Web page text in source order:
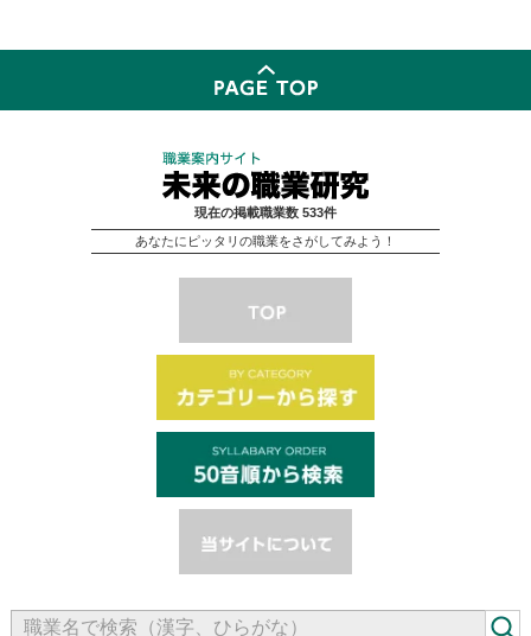
現在の掲載職業数 533件
あなたにピッタリの職業をさがしてみよう！